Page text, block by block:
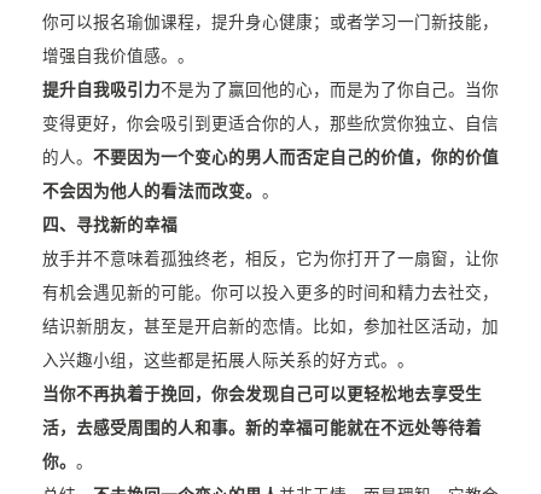
你可以报名瑜伽课程，提升身心健康；或者学习一门新技能，
增强自我价值感。。
提升自我吸引力不是为了赢回他的心，而是为了你自己。当你
变得更好，你会吸引到更适合你的人，那些欣赏你独立、自信
的人。 不要因为一个变心的男人而否定自己的价值，你的价值
不会因为他人的看法而改变。 。
四、寻找新的幸福
放手并不意味着孤独终老，相反，它为你打开了一扇窗，让你
有机会遇见新的可能。你可以投入更多的时间和精力去社交，
结识新朋友，甚至是开启新的恋情。比如，参加社区活动，加
入兴趣小组，这些都是拓展人际关系的好方式。。
当你不再执着于挽回，你会发现自己可以更轻松地去享受生
活，去感受周围的人和事。新的幸福可能就在不远处等待着
你。 。